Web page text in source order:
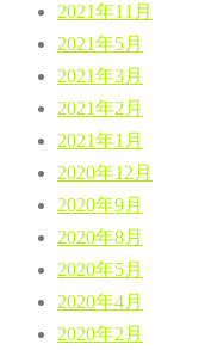
2021年11月
2021年5月
2021年3月
2021年2月
2021年1月
2020年12月
2020年9月
2020年8月
2020年5月
2020年4月
2020年2月